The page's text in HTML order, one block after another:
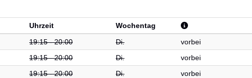
Uhrzeit
Wochentag
19:15 - 20:00 Di.
vorbei
19:15 - 20:00 Di.
vorbei
19:15 - 20:00 Di.
vorbei